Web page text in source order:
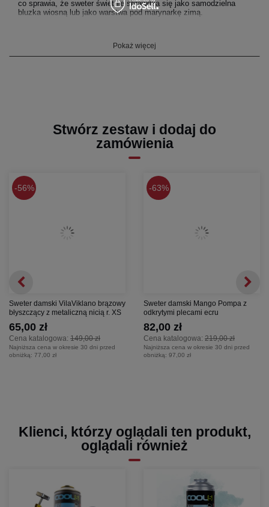
co sprawia, że sweter świetnie sprawdza się jako samodzielna
bluzka wiosną lub jako warstwa pod marynarkę zimą.
do figury, nie krępując ruchów.Pokaż więcej
Stwórz zestaw i dodaj do
zamówienia
56%
Sweter damski VilaViklano brązowy
błyszczący z metaliczną nicią r. XS
Cena katalogowa: 149,00 zł
65,00 zł
Najniższa cena w okresie 30 dni przed
obniżką: 77,00 zł
63%
Sweter damski Mango Pompa z
odkrytymi plecami ecru
Cena katalogowa: 219,00 zł
82,00 zł
Najniższa cena w okresie 30 dni przed
obniżką: 97,00 zł
Klienci, którzy oglądali ten produkt,
oglądali również